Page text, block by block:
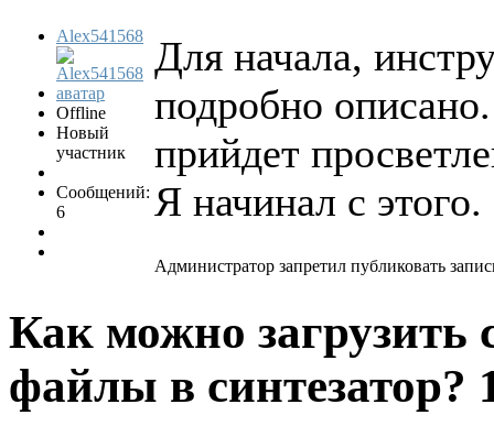
Alex541568
Offline
Новый
участник
Сообщений:
6
Для начала,
подробно
прийдет
Я начинал с этого.
Администратор запретил публиковать
Как можно загрузить
файлы в синтезатор?